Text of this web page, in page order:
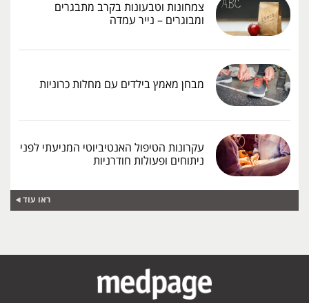
צמחונות וטבעונות בקרב מתבגרים
ומבוגרים – נייר עמדה
מבחן מאמץ בילדים עם מחלות כרוניות
עקרונות הטיפול האנטיביוטי המניעתי לפני
ניתוחים ופעולות חודרניות
ראו עוד